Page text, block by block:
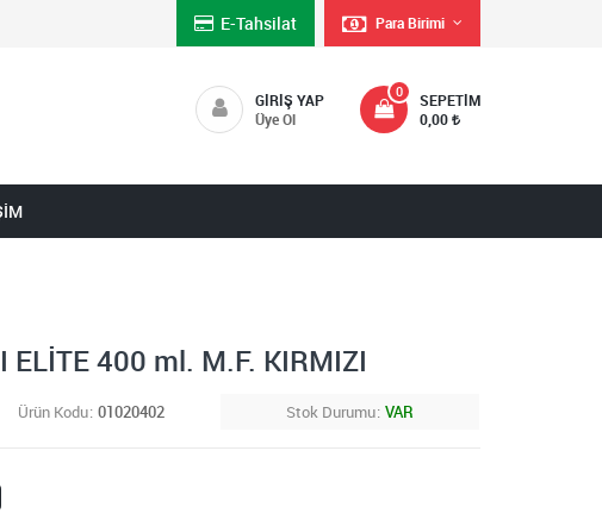
E-Tahsilat Para Birimi
SEPETIM
0
0,00
GIRIŞ YAP
Üye Ol
ELİTE 400 ml. M.F. KIRMIZI
Ürün Kodu 01020402 Stok Durumu VAR